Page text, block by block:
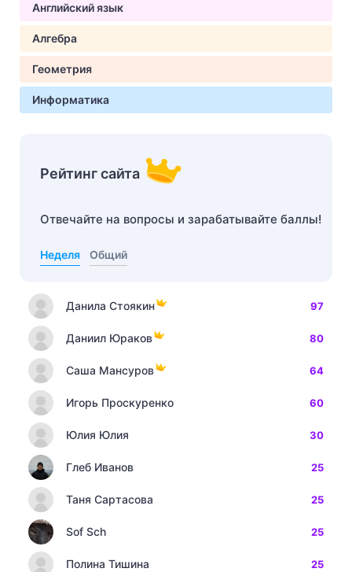
Английский язык
Алгебра
Геометрия
Информатика
Рейтинг сайта
Отвечайте на вопросы и зарабатывайте баллы!
Неделя Общий
Данила Стоякин 97
Даниил Юраков 80
Саша Мансуров 64
Игорь Проскуренко 60
Юлия Юлия 30
Глеб Иванов 25
Таня Сартасова 25
Sof Sch 25
Полина Тишина 25